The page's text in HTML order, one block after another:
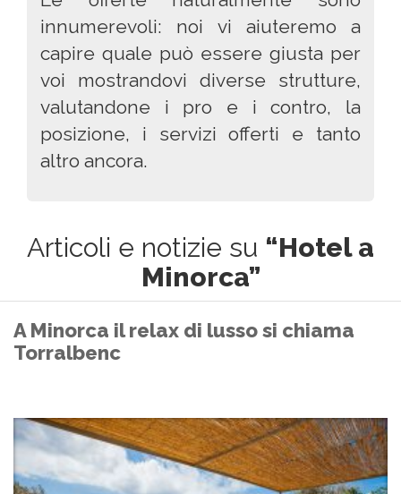
innumerevoli: noi vi aiuteremo a
capire quale può essere giusta per
voi mostrandovi diverse strutture,
valutandone i pro e i contro, la
posizione, i servizi offerti e tanto
altro ancora.
Articoli e notizie su “Hotel a
Minorca”
A Minorca il relax di lusso si chiama
Torralbenc